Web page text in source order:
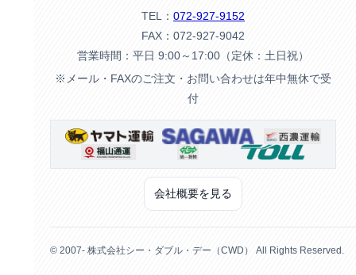
TEL： 072-927-9152
FAX：072-927-9042
営業時間：平日 9:00～17:00（定休：土日祝）
※メール・FAXのご注文・お問い合わせは年中無休で受
付
会社概要を見る
© 2007- 株式会社シー・ダブル・デー（CWD） All Rights Reserved.